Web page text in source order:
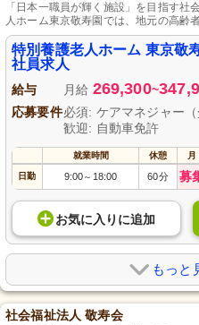
「日本一職員が輝く施設」を目指す
人ホーム東京敬寿園では、地元の高齢
常を過ごせるように質高い介護サービ
び家族や関係機関との連携に努力し、
環境が整っています。
特別養護老人ホーム 東京敬
社員求人
給与 月給 269,300~
応募要件必須: ケアマネジャー（
歓迎: 自動車免許
就業時間 休憩 月
日勤 9:00～ 18:00 60分 募
お気に入り に追加
もっと
社会福祉法人 敬寿会